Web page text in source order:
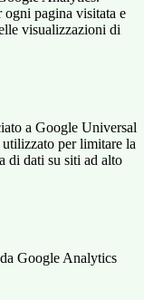
pagina visitata e
visualizzazioni di
a Google Universal
per limitare la
di dati su siti ad alto
Google Analytics